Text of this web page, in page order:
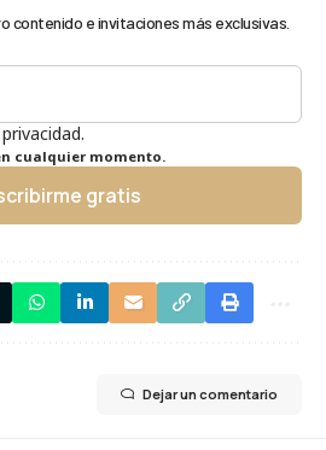
contenido e invitaciones más exclusivas.
cualquier momento.
gratis
Dejar un comentario